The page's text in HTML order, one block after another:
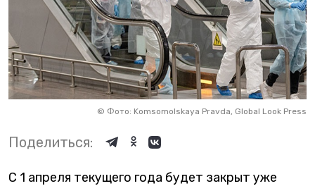
© Фото: Komsomolskaya Pravda, Global Look Press
Поделиться:
С 1 апреля текущего года будет закрыт уже